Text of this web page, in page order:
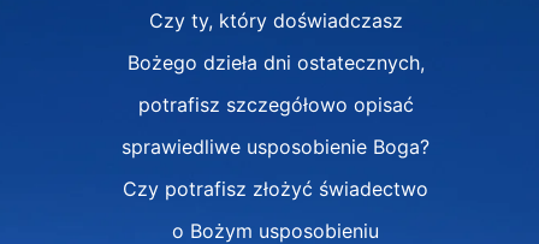
Czy ty, który doświadczasz
Bożego dzieła dni ostatecznych,
potrafisz szczegółowo opisać
sprawiedliwe usposobienie Boga?
Czy potrafisz złożyć świadectwo
o Bożym usposobieniu